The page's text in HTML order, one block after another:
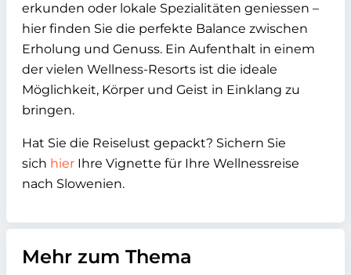
erkunden oder lokale Spezialitäten geniessen –
hier finden Sie die perfekte Balance zwischen
Erholung und Genuss. Ein Aufenthalt in einem
der vielen Wellness-Resorts ist die ideale
Möglichkeit, Körper und Geist in Einklang zu
bringen.
Hat Sie die Reiselust gepackt? Sichern Sie
sich hier Ihre Vignette für Ihre Wellnessreise
nach Slowenien.
Mehr zum Thema